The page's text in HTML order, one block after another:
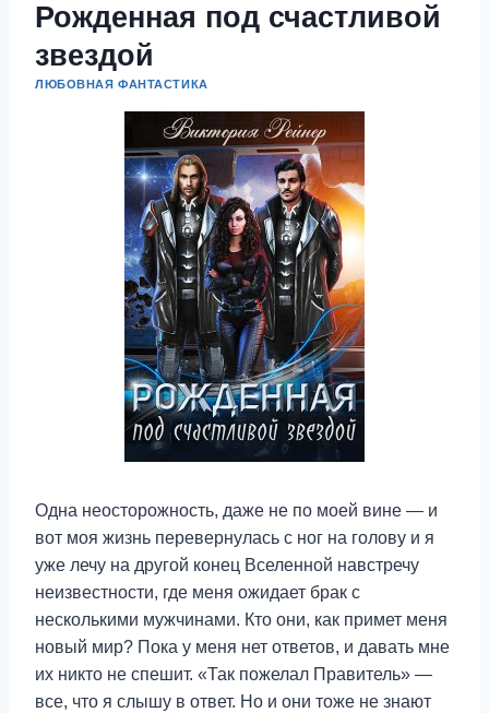
Рожденная под счастливой
звездой
ЛЮБОВНАЯ ФАНТАСТИКА
Одна неосторожность, даже не по моей вине — и
вот моя жизнь перевернулась с ног на голову и я
уже лечу на другой конец Вселенной навстречу
неизвестности, где меня ожидает брак с
несколькими мужчинами. Кто они, как примет меня
новый мир? Пока у меня нет ответов, и давать мне
их никто не спешит. «Так пожелал Правитель» —
все, что я слышу в ответ. Но и они тоже не знают